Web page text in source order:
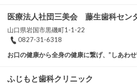
医療法人社団三美会 藤生歯科セン
山口県岩国市黒磯町1-1-22
0827-31-6318
お口の健康から全身の健康に繋げ、”しあわせ
ふじもと歯科クリニック